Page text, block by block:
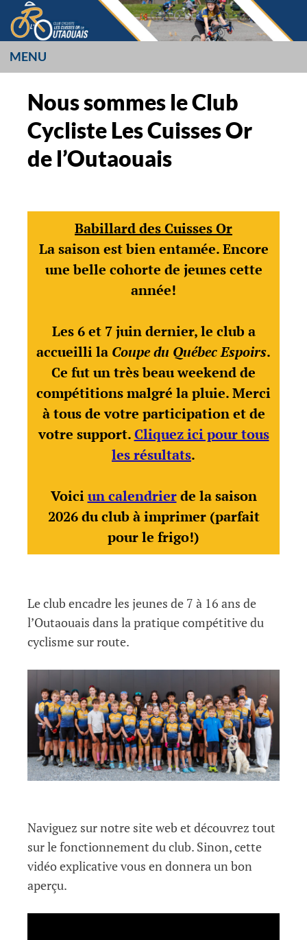
Aller
au
contenu
LES CUISSES
L’OUTAOUAIS
MENU
Nous sommes le Club
Cycliste Les Cuisses Or
de l’Outaouais
Babillard des Cuisses Or
La saison est bien entamée. Encore
une belle cohorte de jeunes cette
année!
Les 6 et 7 juin dernier, le club a
accueilli la Coupe du Québec Espoirs.
Ce fut un très beau weekend de
compétitions malgré la pluie. Merci
à tous de votre participation et de
votre support.Cliquez ici pour tous
les résultats.
Voiciun calendrierde la saison
2026 du club à imprimer (parfait
pour le frigo!)
Le club encadre les jeunes de 7 à 16 ans de
l’Outaouais dans la pratique compétitive du
cyclisme sur route.
Naviguez sur notre site web et découvrez tout
sur le fonctionnement du club. Sinon, cette
vidéo explicative vous en donnera un bon
aperçu.